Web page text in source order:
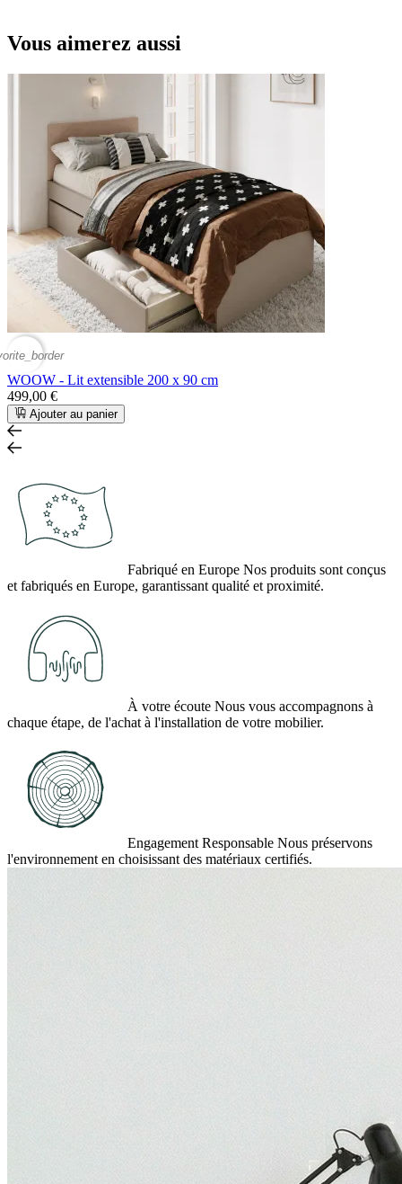
Vous aimerez aussi
WOOW - Lit extensible 200 x 90 cm
499,00 €
Ajouter au panier
Fabriqué en Europe Nos produits sont conçus
et fabriqués en Europe, garantissant qualité et proximité.
À votre écoute Nous vous accompagnons à
chaque étape, de l'achat à l'installation de votre mobilier.
Engagement Responsable Nous préservons
l'environnement en choisissant des matériaux certifiés.